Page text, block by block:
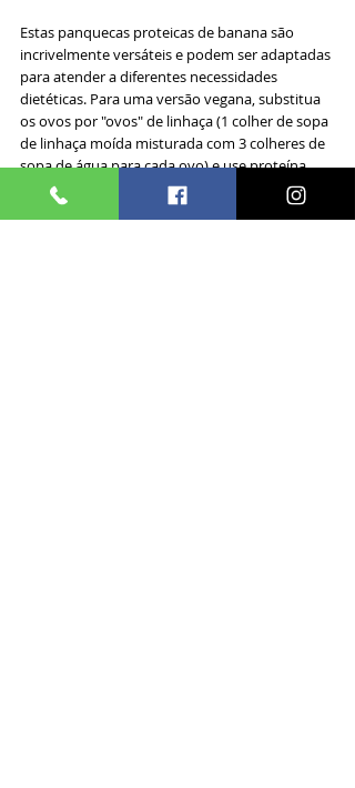
Estas panquecas proteicas de banana são
incrivelmente versáteis e podem ser adaptadas
para atender a diferentes necessidades
dietéticas. Para uma versão vegana, substitua
os ovos por "ovos" de linhaça (1 colher de sopa
de linhaça moída misturada com 3 colheres de
sopa de água para cada ovo) e use proteína
vegetal em vez de whey. Para aumentar o teor
de gorduras saudáveis, considere adicionar